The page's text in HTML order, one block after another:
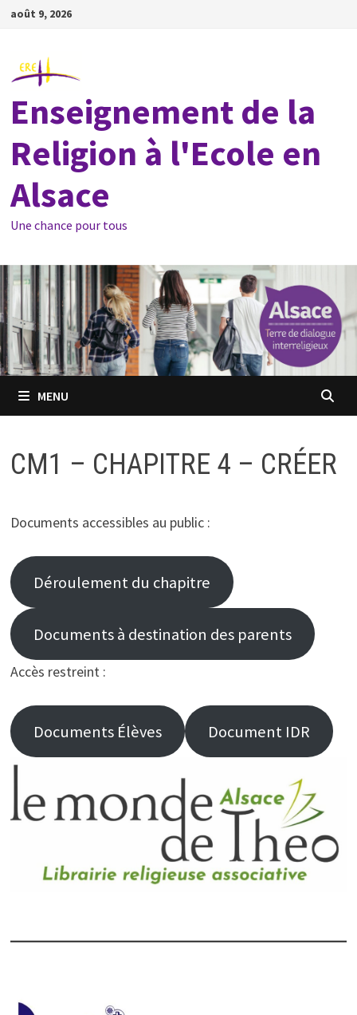
Passer
août 9, 2026
Enseignement de la
Religion à l'Ecole en
Alsace
Une chance pour tous
MENU
CM1 – CHAPITRE 4 – CRÉER
Documents accessibles au public :
Déroulement du chapitre
Documents à destination des parents
Accès restreint :
Documents Élèves Document IDR